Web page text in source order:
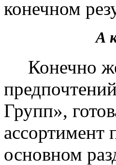
конечном
А
Конечно же
Групп»,
ассортимент
основном